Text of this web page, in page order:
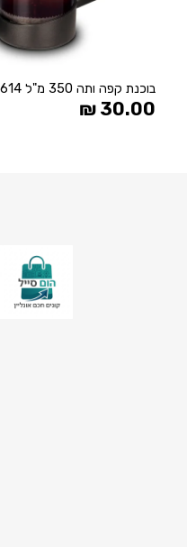
בוכנת קפה ותה 350 מ"ל BH/7614
30.00
₪